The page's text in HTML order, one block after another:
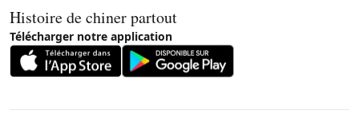
Histoire de chiner partout
Télécharger notre application